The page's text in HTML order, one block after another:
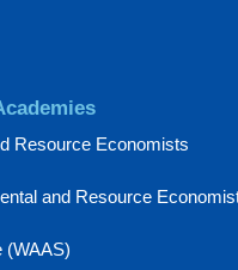
Resource Economists
and Resource
(WAAS)